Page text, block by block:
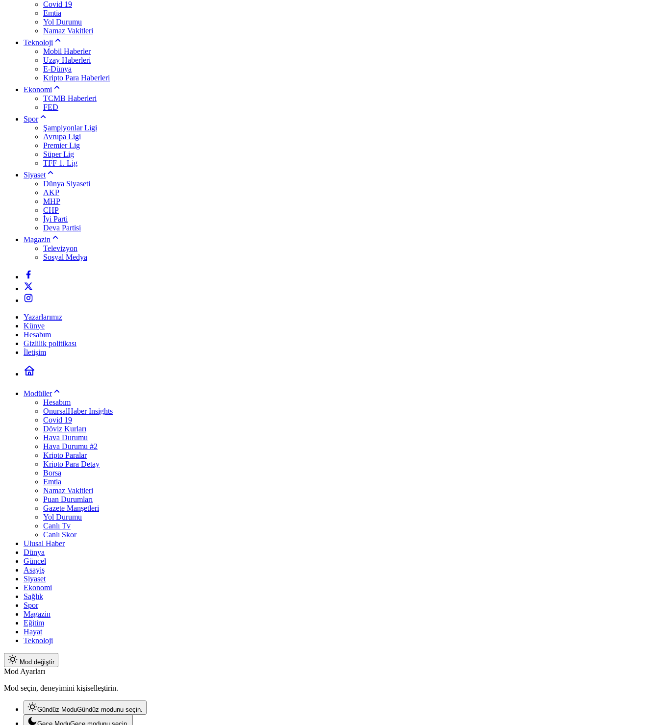
Covid 19
Emtia
Yol Durumu
Namaz Vakitleri
Teknoloji
Mobil Haberler
Uzay Haberleri
E-Dünya
Kripto Para Haberleri
Ekonomi
TCMB Haberleri
FED
Spor
Şampiyonlar Ligi
Avrupa Ligi
Premier Lig
Süper Lig
TFF 1. Lig
Siyaset
Dünya Siyaseti
AKP
MHP
CHP
İyi Parti
Deva Partisi
Magazin
Televizyon
Sosyal Medya
Yazarlarımız
Künye
Hesabım
Gizlilik politikası
İletişim
Modüller
Hesabım
OnursalHaber Insights
Covid 19
Döviz Kurları
Hava Durumu
Hava Durumu #2
Kripto Paralar
Kripto Para Detay
Borsa
Emtia
Namaz Vakitleri
Puan Durumları
Gazete Manşetleri
Yol Durumu
Canlı Tv
Canlı Skor
Ulusal Haber
Dünya
Güncel
Asayiş
Siyaset
Ekonomi
Sağlık
Spor
Magazin
Eğitim
Hayat
Teknoloji
Mod değiştir
Mod Ayarları
Mod seçin, deneyimini kişiselleştirin.
Gündüz ModuGündüz modunu seçin.